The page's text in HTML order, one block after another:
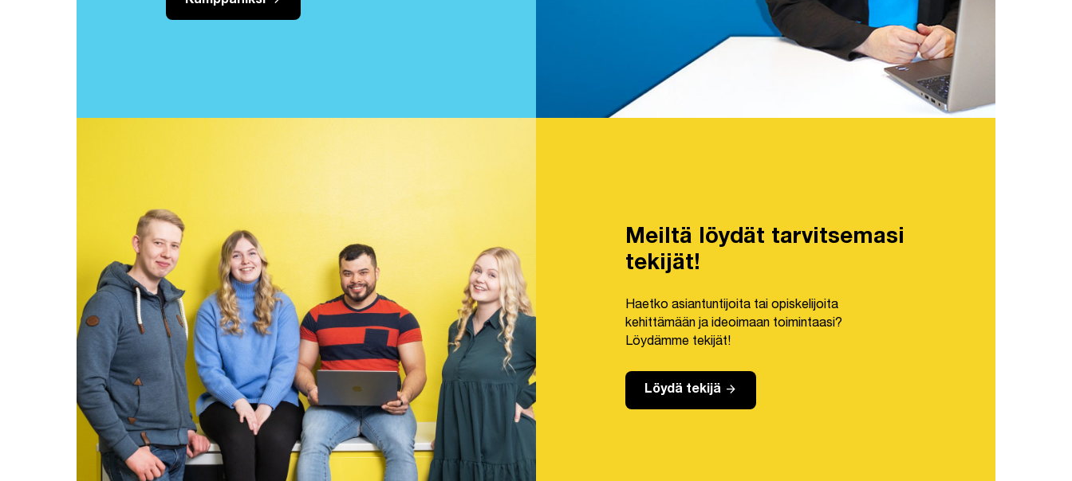
Meiltä löydät tarvitsemasi
tekijät!
Haetko asiantuntijoita tai opiskelijoita
kehittämään ja ideoimaan toimintaasi?
Löydämme tekijät!
Löydä tekijä arrow_forward